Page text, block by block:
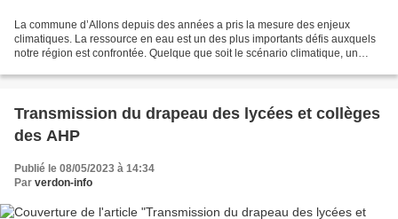
La commune d’Allons depuis des années a pris la mesure des enjeux
climatiques. La ressource en eau est un des plus importants défis auxquels
notre région est confrontée. Quelque que soit le scénario climatique, un
Transmission du drapeau des lycées et collèges
des AHP
Publié le 08/05/2023 à 14:34
Par verdon-info